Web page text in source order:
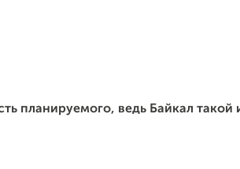
планируемого, ведь Байкал такой